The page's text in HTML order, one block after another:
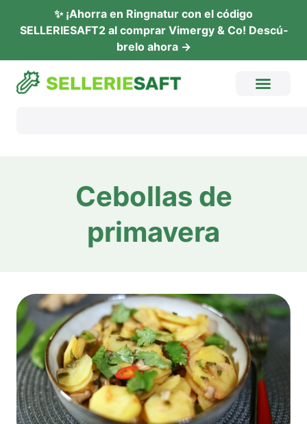
✨ ¡Ahor­ra en Ring­na­tur con el códi­go
SELLERIESAFT2 al com­prar Vimer­gy & Co! Descú­
b­re­lo ahora →
Cebol­las de
primavera